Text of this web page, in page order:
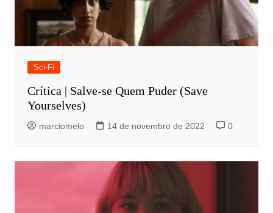
Sci-Fi
Crítica | Salve-se Quem Puder (Save
Yourselves)
marciomelo 14 de novembro de 2022 0